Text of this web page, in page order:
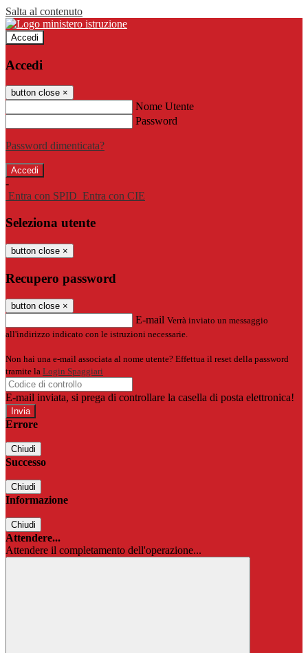
Salta al contenuto
Accedi
Accedi
button close ×
Nome Utente
Password
Password dimenticata?
-
Entra con SPID Entra con CIE
Seleziona utente
button close ×
Recupero password
button close ×
E-mail Verrà inviato un messaggio
all'indirizzo indicato con le istruzioni necessarie.
Non hai una e-mail associata al nome utente? Effettua il reset della password
tramite la Login Spaggiari
E-mail inviata, si prega di controllare la casella di posta elettronica!
Errore
Chiudi
Successo
Chiudi
Informazione
Chiudi
Attendere...
Attendere il completamento dell'operazione...